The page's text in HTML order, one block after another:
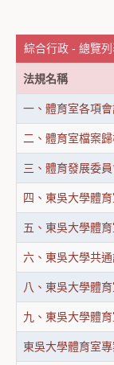
綜合行政 - 總覽列
法規名稱
一、體育室各項
二、體育室檔案
三、體育發展委
四、東吳大學體
五、東吳大學體
六、東吳大學共
八、東吳大學體
九、東吳大學體
東吳大學體育室